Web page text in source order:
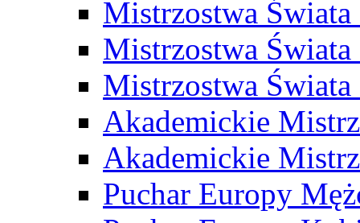
Mistrzostwa
Mistrzostwa
Mistrzostwa
Akademickie
Akademickie
Puchar Europy